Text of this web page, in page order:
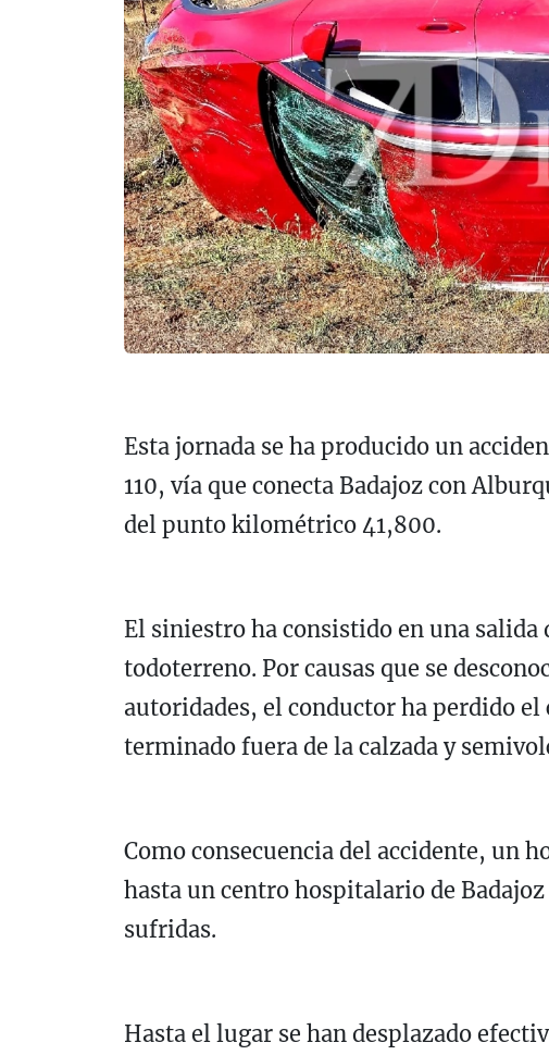
Esta jornada se ha producido un
110, vía que conecta Badajoz con
del punto kilométrico 41,800.
El siniestro ha consistido en una salida
todoterreno. Por causas que se
autoridades, el conductor ha perdido el
terminado fuera de la calzada y
Como consecuencia del accidente, un
hasta un centro hospitalario de
sufridas.
Hasta el lugar se han desplazado